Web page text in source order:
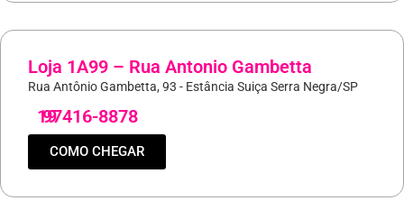
Loja 1A99 – Rua Antonio Gambetta
Rua Antônio Gambetta, 93 - Estância Suiça Serra Negra/SP
19
97416-8878
COMO CHEGAR